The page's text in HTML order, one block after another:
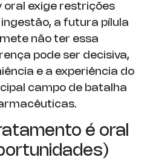
oral exige restrições
a futura pílula
não ter essa
pode ser decisiva,
e a experiência do
campo de batalha
é oral